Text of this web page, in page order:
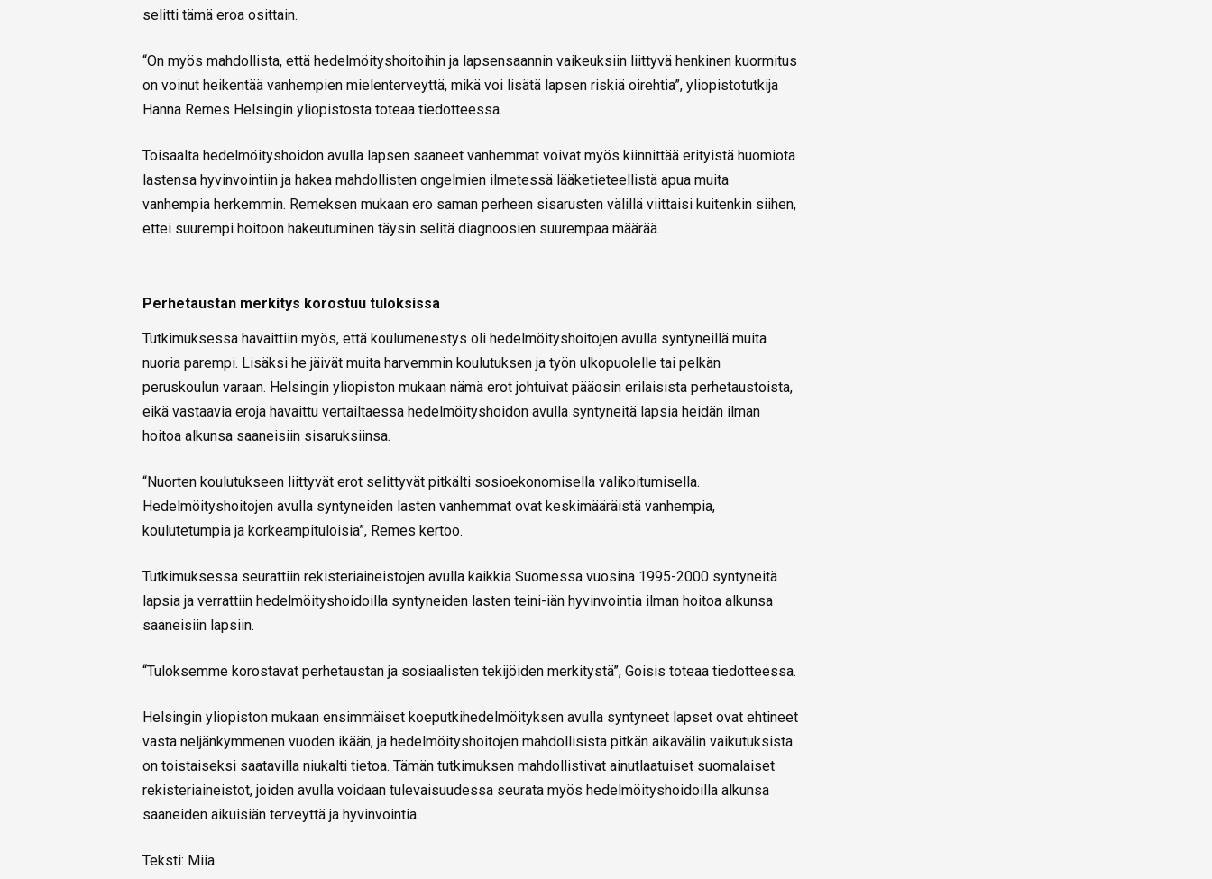
selitti tämä eroa osittain.
“On myös mahdollista, että hedelmöityshoitoihin ja lapsensaannin vaikeuksiin liittyvä henkinen kuormitus
on voinut heikentää vanhempien mielenterveyttä, mikä voi lisätä lapsen riskiä oirehtia”, yliopistotutkija
Hanna Remes Helsingin yliopistosta toteaa tiedotteessa.
Toisaalta hedelmöityshoidon avulla lapsen saaneet vanhemmat voivat myös kiinnittää erityistä huomiota
lastensa hyvinvointiin ja hakea mahdollisten ongelmien ilmetessä lääketieteellistä apua muita
vanhempia herkemmin. Remeksen mukaan ero saman perheen sisarusten välillä viittaisi kuitenkin siihen,
ettei suurempi hoitoon hakeutuminen täysin selitä diagnoosien suurempaa määrää.
Perhetaustan merkitys korostuu tuloksissa
Tutkimuksessa havaittiin myös, että koulumenestys oli hedelmöityshoitojen avulla syntyneillä muita
nuoria parempi. Lisäksi he jäivät muita harvemmin koulutuksen ja työn ulkopuolelle tai pelkän
peruskoulun varaan. Helsingin yliopiston mukaan nämä erot johtuivat pääosin erilaisista perhetaustoista,
eikä vastaavia eroja havaittu vertailtaessa hedelmöityshoidon avulla syntyneitä lapsia heidän ilman
hoitoa alkunsa saaneisiin sisaruksiinsa.
“Nuorten koulutukseen liittyvät erot selittyvät pitkälti sosioekonomisella valikoitumisella.
Hedelmöityshoitojen avulla syntyneiden lasten vanhemmat ovat keskimääräistä vanhempia,
koulutetumpia ja korkeampituloisia”, Remes kertoo.
Tutkimuksessa seurattiin rekisteriaineistojen avulla kaikkia Suomessa vuosina 1995-2000 syntyneitä
lapsia ja verrattiin hedelmöityshoidoilla syntyneiden lasten teini-iän hyvinvointia ilman hoitoa alkunsa
saaneisiin lapsiin.
“Tuloksemme korostavat perhetaustan ja sosiaalisten tekijöiden merkitystä”, Goisis toteaa tiedotteessa.
Helsingin yliopiston mukaan ensimmäiset koeputkihedelmöityksen avulla syntyneet lapset ovat ehtineet
vasta neljänkymmenen vuoden ikään, ja hedelmöityshoitojen mahdollisista pitkän aikavälin vaikutuksista
on toistaiseksi saatavilla niukalti tietoa. Tämän tutkimuksen mahdollistivat ainutlaatuiset suomalaiset
rekisteriaineistot, joiden avulla voidaan tulevaisuudessa seurata myös hedelmöityshoidoilla alkunsa
saaneiden aikuisiän terveyttä ja hyvinvointia.
Teksti: Miia